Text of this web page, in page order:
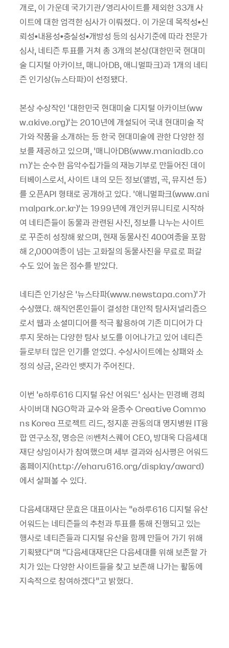
개로, 이 가운데 국가기관/영리사이트를 제외한 33개 사
이트에 대한 엄격한 심사가 이뤄졌다. 이 가운데 목적성•신
뢰성•내용성•충실성•개방성 등의 심사기준에 따라 전문가
심사, 네티즌 투표를 거쳐 총 3개의 본상(대한민국 현대미
술 디지털 아카이브, 매니아DB, 애니멀파크)과 1개의 네티
즌 인기상(뉴스타파)이 선정됐다.
본상 수상작인 ‘대한민국 현대미술 디지털 아카이브(ww
w.akive.org)’는 2010년에 개설되어 국내 현대미술 작
가와 작품을 소개하는 등 한국 현대미술에 관한 다양한 정
보를 제공하고 있으며, ‘매니아DB(www.maniadb.co
m)’는 순수한 음악수집가들의 재능기부로 만들어진 데이
터베이스로서, 사이트 내의 모든 정보(앨범, 곡, 뮤지션 등)
를 오픈API 형태로 공개하고 있다. ‘애니멀파크(www.ani
malpark.or.kr)’는 1999년에 개인커뮤니티로 시작하
여 네티즌들이 동물과 관련된 사진, 정보를 나누는 사이트
로 꾸준히 성장해 왔으며, 현재 동물사진 400여종을 포함
해 2,000여종이 넘는 고화질의 동물사진을 무료로 퍼갈
수도 있어 높은 점수를 받았다.
네티즌 인기상은 ‘뉴스타파(www.newstapa.com)’가
수상했다. 해직언론인들이 결성한 대안적 탐사저널리즘으
로서 웹과 소셜미디어를 적극 활용하여 기존 미디어가 다
루지 못하는 다양한 탐사 보도를 이어나가고 있어 네티즌
들로부터 많은 인기를 얻었다. 수상사이트에는 상패와 소
정의 상금, 온라인 뱃지가 주어진다.
이번 ‘e하루616 디지털 유산 어워드’ 심사는 민경배 경희
사이버대 NGO학과 교수와 윤종수 Creative Commo
ns Korea 프로젝트 리드, 정지훈 관동의대 명지병원 IT융
합 연구소장, 명승은 ㈜벤처스퀘어 CEO, 방대욱 다음세대
재단 상임이사가 참여했으며 세부 결과와 심사평은 어워드
홈페이지(http://eharu616.org/display/award)
에서 살펴볼 수 있다.
다음세대재단 문효은 대표이사는 “e하루616 디지털 유산
어워드는 네티즌들의 추천과 투표를 통해 진행되고 있는
행사로 네티즌들과 디지털 유산을 함께 만들어 가기 위해
기획됐다”며 “다음세대재단은 다음세대를 위해 보존할 가
치가 있는 다양한 사이트들을 찾고 보존해 나가는 활동에
지속적으로 참여하겠다”고 밝혔다.